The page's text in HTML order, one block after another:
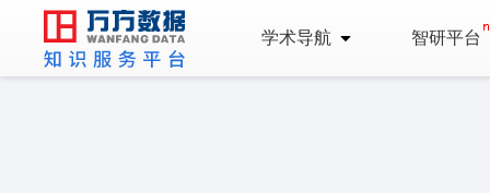
学术导航 智研平台